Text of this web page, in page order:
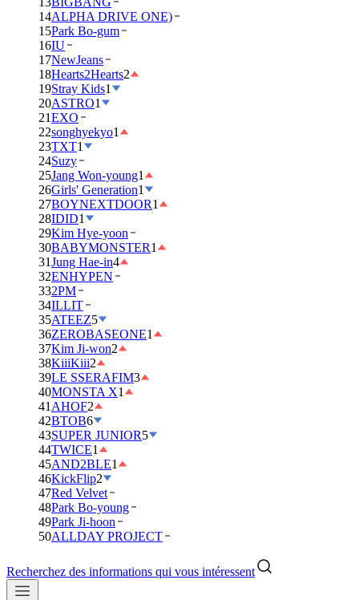
14ALPHA DRIVE ONE)
15Park Bo-gum
16IU
17NewJeans
18Hearts2Hearts2
19Stray Kids1
20ASTRO1
21EXO
22songhyekyo1
23TXT1
24Suzy
25Jang Won-young1
26Girls' Generation1
27BOYNEXTDOOR1
28IDID1
29Kim Hye-yoon
30BABYMONSTER1
31Jung Hae-in4
32ENHYPEN
332PM
34ILLIT
35ATEEZ5
36ZEROBASEONE1
37Kim Ji-won2
38KiiiKiii2
39LE SSERAFIM3
40MONSTA X1
41 AHOF2
42BTOB6
43SUPER JUNIOR5
44TWICE1
45AND2BLE1
46KickFlip2
47Red Velvet
48Park Bo-young
49Park Ji-hoon
50ALLDAY PROJECT
Recherchez des informations qui vous intéressent